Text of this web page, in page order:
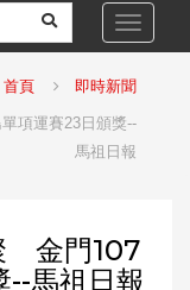
Toggle
首頁 即時新聞
項運賽23日頒獎--
馬祖日報
金門107
--馬祖日報